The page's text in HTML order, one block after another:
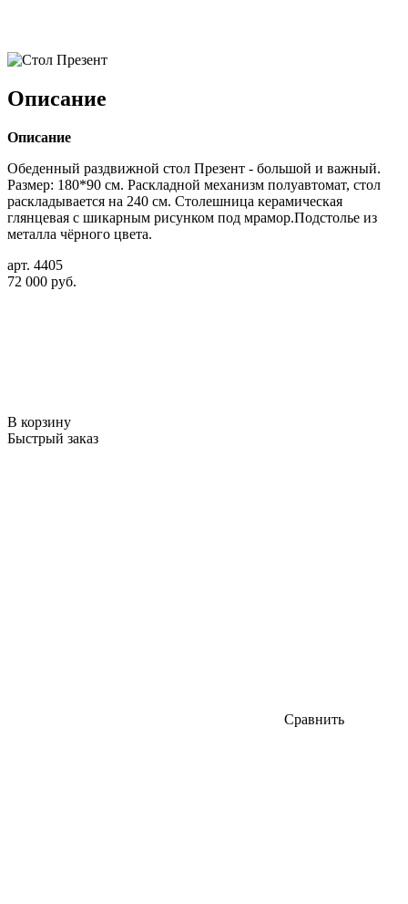
Описание
Описание
Обеденный раздвижной стол Презент - большой и важный.
Размер: 180*90 см. Раскладной механизм полуавтомат, стол
раскладывается на 240 см. Столешница керамическая
глянцевая с шикарным рисунком под мрамор.Подстолье из
металла чёрного цвета.
арт. 4405
72 000 руб.
В корзину
Быстрый заказ
Сравнить